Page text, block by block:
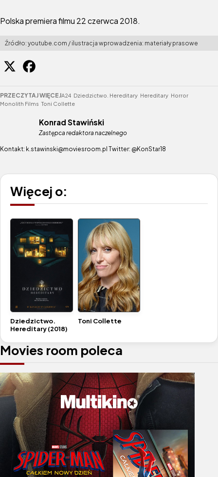
Polska premiera filmu 22 czerwca 2018.
Źródło: youtube.com / ilustracja wprowadzenia: materiały prasowe
PRZECZYTAJ WIĘCEJA24 Dziedzictwo. Hereditary Hereditary Horror
Monolith Films Toni Collette
Konrad Stawiński
Zastępca redaktora naczelnego
Kontakt: k.stawinski@moviesroom.pl Twitter: @KonStar18
Movies room poleca
Więcej o:
Dziedzictwo.
Hereditary (2018)
Toni Collette